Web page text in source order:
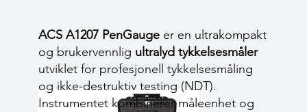
ACS A1207 PenGauge er en ultrakompakt
og brukervennlig ultralyd tykkelsesmåler
utviklet for profesjonell tykkelsesmåling
og ikke-destruktiv testing (NDT).
Instrumentet kombinerer måleenhet og